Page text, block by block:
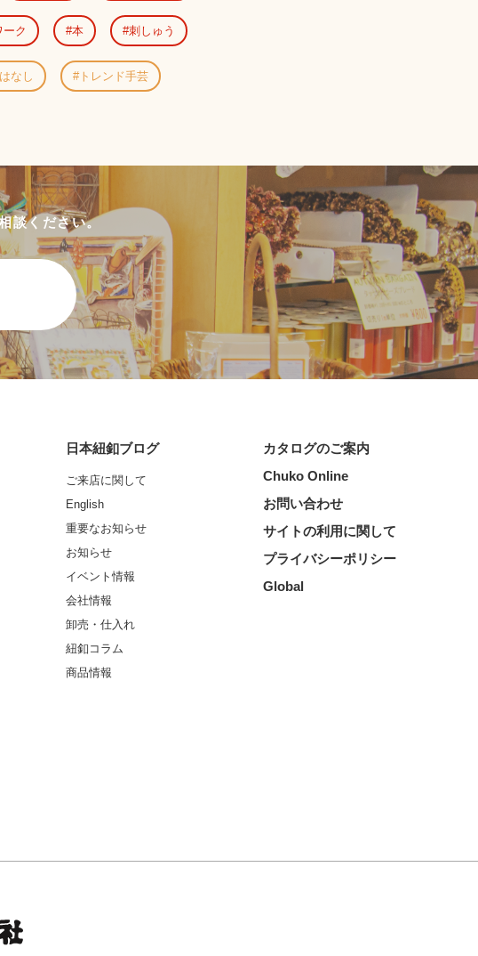
ーク 本 刺しゅう
なし トレンド手芸
談ください。
日本紐釦ブログ
ご来店に関して
English
重要なお知らせ
お知らせ
イベント情報
会社情報
卸売・仕入れ
紐釦コラム
商品情報
カタログのご案内
Chuko Online
お問い合わせ
サイトの利用に関して
プライバシーポリシー
Global